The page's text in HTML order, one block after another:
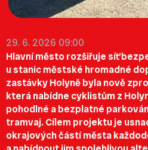
29. 6. 2026 09:00
Hlavní město rozšiřuje síť
u stanic městské hromadné
zastávky Holyně byla nově
která nabídne cyklistům z
pohodlné a bezplatné
tramvaj. Cílem projektu je
okrajových částí města